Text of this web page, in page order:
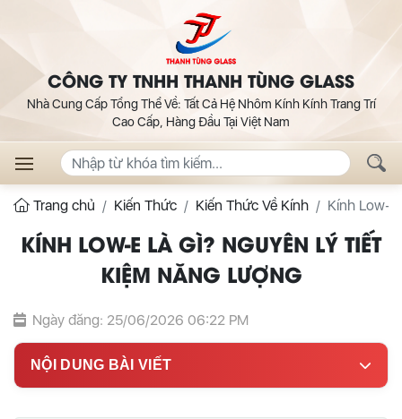
CÔNG TY TNHH THANH TÙNG GLASS
Nhà Cung Cấp Tổng Thể Về: Tất Cả Hệ Nhôm Kính Kính Trang Trí
Cao Cấp, Hàng Đầu Tại Việt Nam
Trang chủ Kiến Thức Kiến Thức Về Kính Kính Low-
KÍNH LOW-E LÀ GÌ? NGUYÊN LÝ TIẾT
KIỆM NĂNG LƯỢNG
Ngày đăng: 25/06/2026 06:22 PM
NỘI DUNG BÀI VIẾT